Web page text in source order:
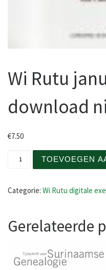
Wi Rutu
download
€7.50
TOEVOEGEN
Categorie: Wi Rutu digitale
Gerelateerde